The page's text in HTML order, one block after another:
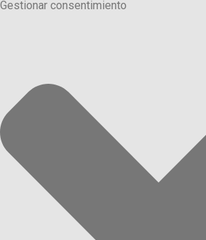
Gestionar consentimiento